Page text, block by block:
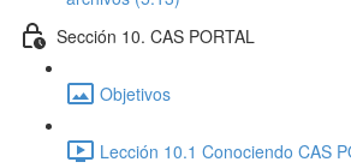
Sección 10. CAS PORTAL
Objetivos
Lección 10.1 Conociendo CAS